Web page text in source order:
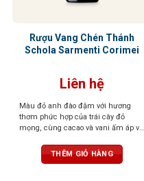
Rượu Vang Chén Thánh
Schola Sarmenti Corimei
Liên hệ
Màu đỏ anh đào đậm với hương
thơm phức hợp của trái cây đỏ
mọng, cùng cacao và vani ấm áp và
mượt, dư vị cân bằng và thanh lịch
THÊM GIỎ HÀNG